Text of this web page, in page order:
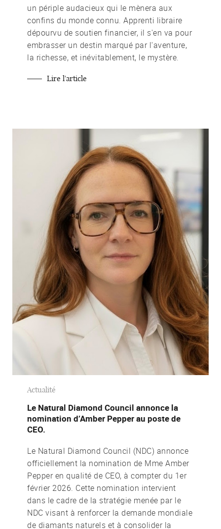
un périple audacieux qui le mènera aux
confins du monde connu. Apprenti libraire
dépourvu de soutien financier, il s'en va pour
embrasser un destin marqué par l'aventure,
la richesse, et inévitablement, le mystère.
Lire l'article
Actualité
Le Natural Diamond Council annonce la
nomination d’Amber Pepper au poste de
CEO.
Le Natural Diamond Council (NDC) annonce
officiellement la nomination de Mme Amber
Pepper en qualité de CEO, à compter du 1er
février 2026. Cette nomination intervient
dans le cadre de la stratégie menée par le
NDC visant à renforcer la demande mondiale
de diamants naturels et à consolider la